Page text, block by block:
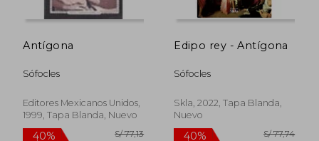
40%
dcto. S/ 66,58
40%
dcto. S/
Antígona
Sófocles
Editores Mexicanos Unidos,
1999, Tapa Blanda, Nuevo
Edipo rey - Antígona
Sófocles
Skla, 2022, Tapa Blanda,
Nuevo